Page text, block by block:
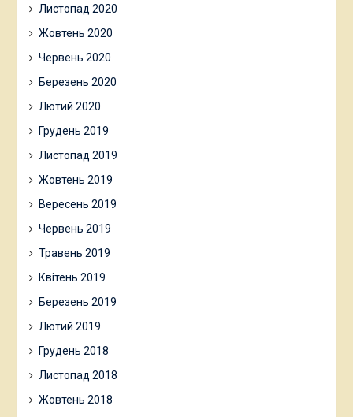
Листопад 2020
Жовтень 2020
Червень 2020
Березень 2020
Лютий 2020
Грудень 2019
Листопад 2019
Жовтень 2019
Вересень 2019
Червень 2019
Травень 2019
Квітень 2019
Березень 2019
Лютий 2019
Грудень 2018
Листопад 2018
Жовтень 2018